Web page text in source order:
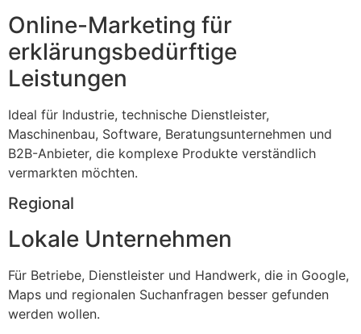
Online-Marketing für
erklärungsbedürftige
Leistungen
Ideal für Industrie, technische Dienstleister,
Maschinenbau, Software, Beratungsunternehmen und
B2B-Anbieter, die komplexe Produkte verständlich
vermarkten möchten.
Regional
Lokale Unternehmen
Für Betriebe, Dienstleister und Handwerk, die in Google,
Maps und regionalen Suchanfragen besser gefunden
werden wollen.